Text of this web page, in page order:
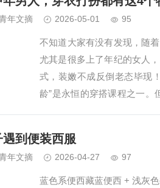
打扮…
年文摘 2026-05-01 95
不知道大家有没有发现，随
尤其是很多上了年纪的女人
式，装嫩不成反倒老态毕现
龄”是永恒的穿搭课程之一。
男人，穿衣…
到便装西服
年文摘 2026-04-27 97
蓝色系便西藏蓝便西 + 浅灰